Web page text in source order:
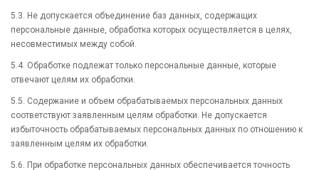
5.3. Не допускается объединение баз данных, содержащих
персональные данные, обработка которых осуществляется в целях,
несовместимых между собой.
5.4. Обработке подлежат только персональные данные, которые
отвечают целям их обработки.
5.5. Содержание и объем обрабатываемых персональных данных
соответствуют заявленным целям обработки. Не допускается
избыточность обрабатываемых персональных данных по отношению к
заявленным целям их обработки.
5.6. При обработке персональных данных обеспечивается точность